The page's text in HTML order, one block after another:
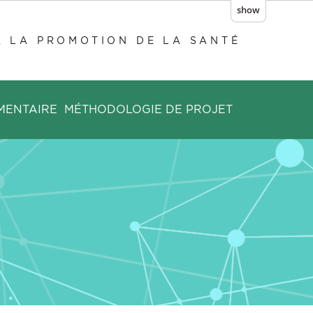
show
LA PROMOTION DE LA SANTÉ
MÉTHODOLOGIE DE PROJET